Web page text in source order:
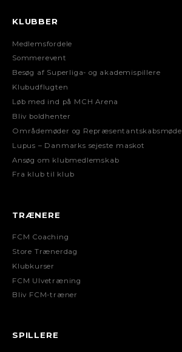
KLUBBER
Medlemsfordele
Sommerevent
Besøg af Superliga- og akademispillere
Klubudflugten
Løb med ind på MCH Arena
Bliv boldhenter
Områdemøder og Repræsentantskabsmøde
Lupus – Danmarks sejeste maskot
Ansøg om klubmedlemskab
Fra klub til klub
TRÆNERE
FCM Coaching
Store Trænerdag
Klubkurser
FCM Ulvetræning
Bliv FCM-træner
SPILLERE